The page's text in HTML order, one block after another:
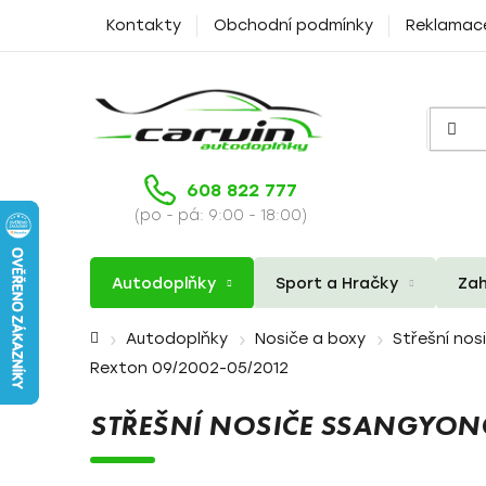
Kontakty Obchodní podmínky
608 822 777
(po - pá: 9:00 - 18:00)
Autodoplňky Sport a Hračky
Domů Autodoplňky Nosiče a boxy Střešní
Rexton 09/2002-05/2012
STŘEŠNÍ NOSIČE